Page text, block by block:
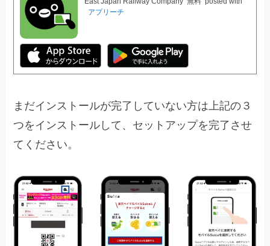
アプリーチ
まだインストールが完了していない方は上記の３
つをインストールして、セットアップを完了させ
てください。